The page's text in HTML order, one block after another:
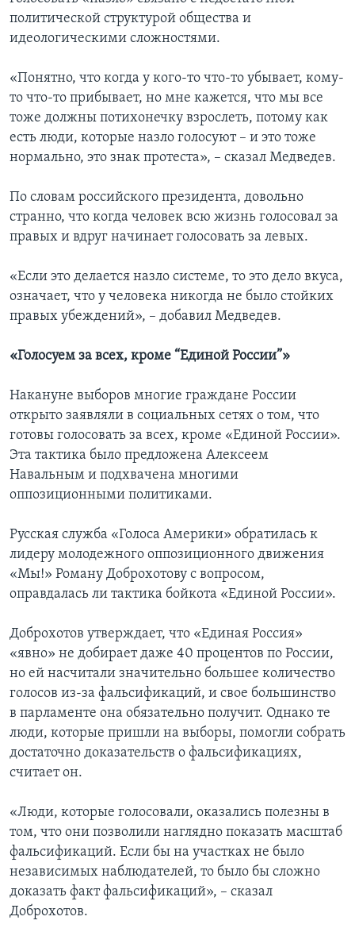
политической структурой общества и
идеологическими сложностями.
«Понятно, что когда у кого-то что-то убывает, кому-
то что-то прибывает, но мне кажется, что мы все
тоже должны потихонечку взрослеть, потому как
есть люди, которые назло голосуют – и это тоже
нормально, это знак протеста», – сказал Медведев.
По словам российского президента, довольно
странно, что когда человек всю жизнь голосовал за
правых и вдруг начинает голосовать за левых.
«Если это делается назло системе, то это дело вкуса,
означает, что у человека никогда не было стойких
правых убеждений», – добавил Медведев.
«Голосуем за всех, кроме “Единой России”»
Накануне выборов многие граждане России
открыто заявляли в социальных сетях о том, что
готовы голосовать за всех, кроме «Единой России».
Эта тактика было предложена Алексеем
Навальным и подхвачена многими
оппозиционными политиками.
Русская служба «Голоса Америки» обратилась к
лидеру молодежного оппозиционного движения
«Мы!» Роману Доброхотову с вопросом,
оправдалась ли тактика бойкота «Единой России».
Доброхотов утверждает, что «Единая Россия»
«явно» не добирает даже 40 процентов по России,
но ей насчитали значительно большее количество
голосов из-за фальсификаций, и свое большинство
в парламенте она обязательно получит. Однако те
люди, которые пришли на выборы, помогли собрать
достаточно доказательств о фальсификациях,
считает он.
«Люди, которые голосовали, оказались полезны в
том, что они позволили наглядно показать масштаб
фальсификаций. Если бы на участках не было
независимых наблюдателей, то было бы сложно
доказать факт фальсификаций», – сказал
Доброхотов.